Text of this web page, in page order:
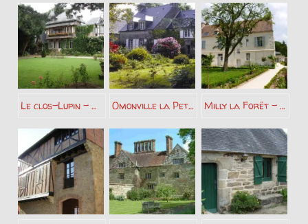
Le clos-Lupin – Maurice Leblanc Omonville la Petite – Jacques Prévert Milly la Forêt – Jean Cocteau